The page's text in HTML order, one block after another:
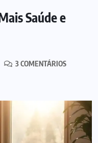
Saúde e
3 COMENTÁRIOS